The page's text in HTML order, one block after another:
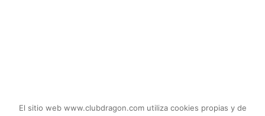
El sitio web www.clubdragon.com utiliza cookies propias y de